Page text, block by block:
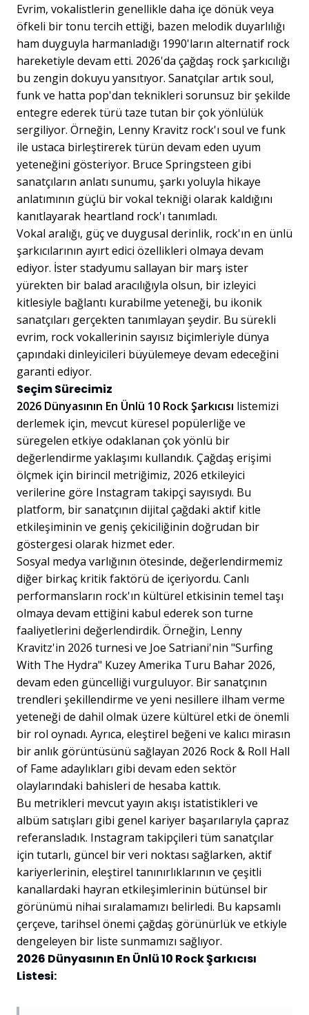
Evrim, vokalistlerin genellikle daha içe dönük veya
öfkeli bir tonu tercih ettiği, bazen melodik duyarlılığı
ham duyguyla harmanladığı 1990'ların alternatif rock
hareketiyle devam etti. 2026'da çağdaş rock şarkıcılığı
bu zengin dokuyu yansıtıyor. Sanatçılar artık soul,
funk ve hatta pop'dan teknikleri sorunsuz bir şekilde
entegre ederek türü taze tutan bir çok yönlülük
sergiliyor. Örneğin, Lenny Kravitz rock'ı soul ve funk
ile ustaca birleştirerek türün devam eden uyum
yeteneğini gösteriyor. Bruce Springsteen gibi
sanatçıların anlatı sunumu, şarkı yoluyla hikaye
anlatımının güçlü bir vokal tekniği olarak kaldığını
kanıtlayarak heartland rock'ı tanımladı.
Vokal aralığı, güç ve duygusal derinlik, rock'ın en ünlü
şarkıcılarının ayırt edici özellikleri olmaya devam
ediyor. İster stadyumu sallayan bir marş ister
yürekten bir balad aracılığıyla olsun, bir izleyici
kitlesiyle bağlantı kurabilme yeteneği, bu ikonik
sanatçıları gerçekten tanımlayan şeydir. Bu sürekli
evrim, rock vokallerinin sayısız biçimleriyle dünya
çapındaki dinleyicileri büyülemeye devam edeceğini
garanti ediyor.
Seçim Sürecimiz
2026 Dünyasının En Ünlü 10 Rock Şarkıcısı listemizi
derlemek için, mevcut küresel popülerliğe ve
süregelen etkiye odaklanan çok yönlü bir
değerlendirme yaklaşımı kullandık. Çağdaş erişimi
ölçmek için birincil metriğimiz, 2026 etkileyici
verilerine göre Instagram takipçi sayısıydı. Bu
platform, bir sanatçının dijital çağdaki aktif kitle
etkileşiminin ve geniş çekiciliğinin doğrudan bir
göstergesi olarak hizmet eder.
Sosyal medya varlığının ötesinde, değerlendirmemiz
diğer birkaç kritik faktörü de içeriyordu. Canlı
performansların rock'ın kültürel etkisinin temel taşı
olmaya devam ettiğini kabul ederek son turne
faaliyetlerini değerlendirdik. Örneğin, Lenny
Kravitz'in 2026 turnesi ve Joe Satriani'nin "Surfing
With The Hydra" Kuzey Amerika Turu Bahar 2026,
devam eden güncelliği vurguluyor. Bir sanatçının
trendleri şekillendirme ve yeni nesillere ilham verme
yeteneği de dahil olmak üzere kültürel etki de önemli
bir rol oynadı. Ayrıca, eleştirel beğeni ve kalıcı mirasın
bir anlık görüntüsünü sağlayan 2026 Rock & Roll Hall
of Fame adaylıkları gibi devam eden sektör
olaylarındaki bahisleri de hesaba kattık.
Bu metrikleri mevcut yayın akışı istatistikleri ve
albüm satışları gibi genel kariyer başarılarıyla çapraz
referansladık. Instagram takipçileri tüm sanatçılar
için tutarlı, güncel bir veri noktası sağlarken, aktif
kariyerlerinin, eleştirel tanınırlıklarının ve çeşitli
kanallardaki hayran etkileşimlerinin bütünsel bir
görünümü nihai sıralamamızı belirledi. Bu kapsamlı
çerçeve, tarihsel önemi çağdaş görünürlük ve etkiyle
dengeleyen bir liste sunmamızı sağlıyor.
2026 Dünyasının En Ünlü 10 Rock Şarkıcısı
Listesi: